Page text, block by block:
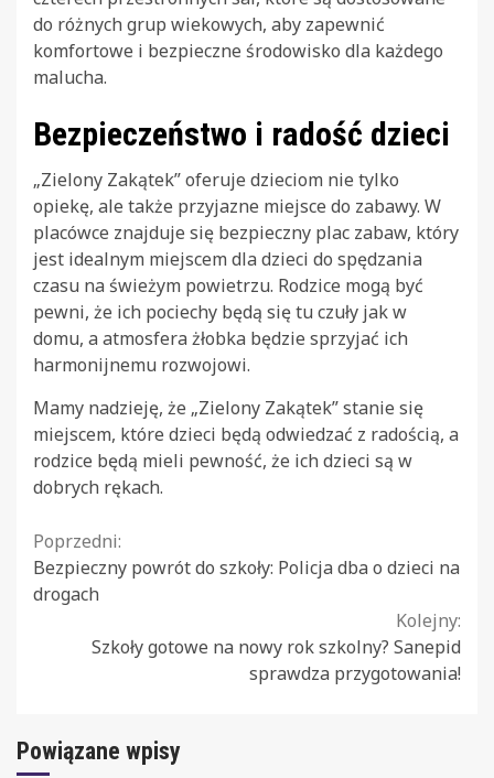
do różnych grup wiekowych, aby zapewnić
komfortowe i bezpieczne środowisko dla każdego
malucha.
Bezpieczeństwo i radość dzieci
„Zielony Zakątek” oferuje dzieciom nie tylko
opiekę, ale także przyjazne miejsce do zabawy. W
placówce znajduje się bezpieczny plac zabaw, który
jest idealnym miejscem dla dzieci do spędzania
czasu na świeżym powietrzu. Rodzice mogą być
pewni, że ich pociechy będą się tu czuły jak w
domu, a atmosfera żłobka będzie sprzyjać ich
harmonijnemu rozwojowi.
Mamy nadzieję, że „Zielony Zakątek” stanie się
miejscem, które dzieci będą odwiedzać z radością, a
rodzice będą mieli pewność, że ich dzieci są w
dobrych rękach.
Continue
Reading
Poprzedni:
Bezpieczny powrót do szkoły: Policja dba o dzieci na
drogach
Kolejny:
Szkoły gotowe na nowy rok szkolny? Sanepid
sprawdza przygotowania!
Powiązane wpisy